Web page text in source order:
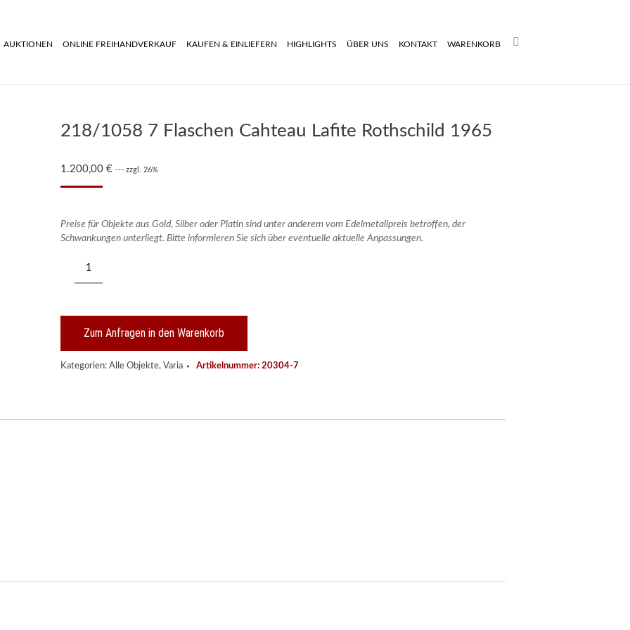
AUKTIONEN ONLINE FREIHANDVERKAUF KAUFEN & EINLIEFERN HIGHLIGHTS ÜBER UNS KONTAKT WARENKORB Search:
218/1058 7 Flaschen Cahteau Lafite Rothschild 1965
1.200,00 € --- zzgl. 26%
Preise für Objekte aus Gold, Silber oder Platin sind unter anderem vom Edelmetallpreis betroffen, der
Schwankungen unterliegt. Bitte informieren Sie sich über eventuelle aktuelle Anpassungen.
Flaschen
Lafite
Rothschild
Zum Anfragen in den Warenkorb
Kategorien: Alle Objekte, Varia Artikelnummer: 20304-7